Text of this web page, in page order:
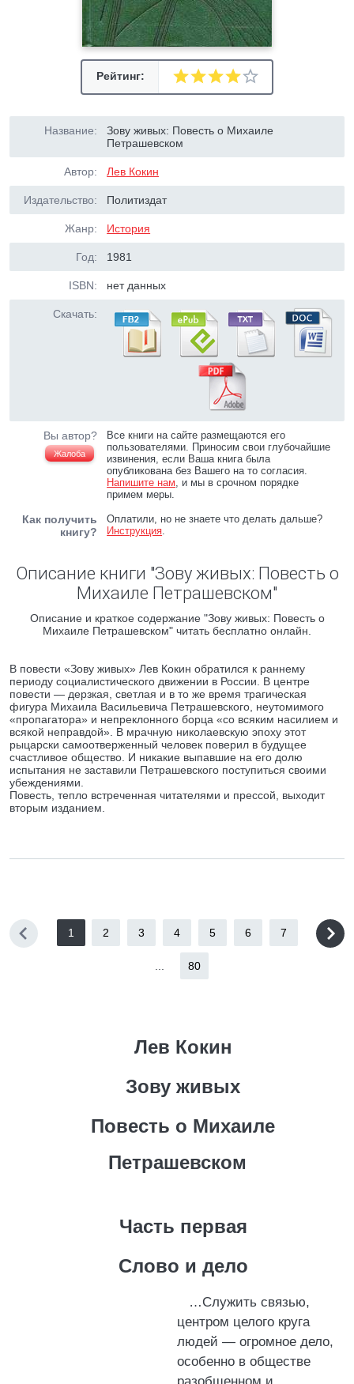
Рейтинг:
Название:
Зову живых: Повесть о Михаиле
Петрашевском
Автор: Лев Кокин
Издательство: Политиздат
Жанр: История
Год: 1981
ISBN: нет данных
Скачать:
Вы автор?
Жалоба
Все книги на сайте размещаются его
пользователями. Приносим свои глубочайшие
извинения, если Ваша книга была
опубликована без Вашего на то согласия.
Напишите нам, и мы в срочном порядке
примем меры.
Как получить
книгу?
Оплатили, но не знаете что делать дальше?
Инструкция.
Описание книги "Зову живых: Повесть о
Михаиле Петрашевском"
Описание и краткое содержание "Зову живых: Повесть о
Михаиле Петрашевском" читать бесплатно онлайн.
В повести «Зову живых» Лев Кокин обратился к раннему
периоду социалистического движении в России. В центре
повести — дерзкая, светлая и в то же время трагическая
фигура Михаила Васильевича Петрашевского, неутомимого
«пропагатора» и непреклонного борца «со всяким насилием и
всякой неправдой». В мрачную николаевскую эпоху этот
рыцарски самоотверженный человек поверил в будущее
счастливое общество. И никакие выпавшие на его долю
испытания не заставили Петрашевского поступиться своими
убеждениями.
Повесть, тепло встреченная читателями и прессой, выходит
вторым изданием.
1 2 3 4 5 6 7
80
Лев Кокин
Зову живых
Повесть о Михаиле
Петрашевском
Часть первая
Слово и дело
…Служить связью,
центром целого круга
людей — огромное дело,
особенно в обществе